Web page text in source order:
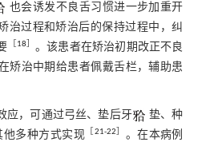
也会诱发不良舌习惯进一步加重开
治过程和矫治后的保持过程中，纠
18
。该患者在矫治初期改正不良
矫治中期给患者佩戴舌栏，辅助患
应，可通过弓丝、垫后牙
垫、种
他多种方式实现 21-22
。在本病例